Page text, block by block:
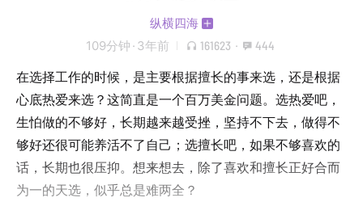
纵横四海
109分钟 · 3年前 161623 · 444
在选择工作的时候，是主要根据擅长的事来选，还是根据
心底热爱来选？这简直是一个百万美金问题。选热爱吧，
生怕做的不够好，长期越来越受挫，坚持不下去，做得不
够好还很可能养活不了自己；选擅长吧，如果不够喜欢的
话，长期也很压抑。想来想去，除了喜欢和擅长正好合而
为一的天选，似乎总是难两全？